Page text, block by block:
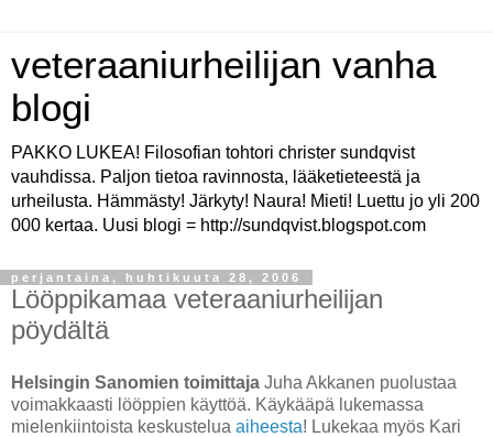
veteraaniurheilijan vanha
blogi
PAKKO LUKEA! Filosofian tohtori christer sundqvist
vauhdissa. Paljon tietoa ravinnosta, lääketieteestä ja
urheilusta. Hämmästy! Järkyty! Naura! Mieti! Luettu jo yli 200
000 kertaa. Uusi blogi = http://sundqvist.blogspot.com
perjantaina, huhtikuuta 28, 2006
Lööppikamaa veteraaniurheilijan
pöydältä
Helsingin Sanomien toimittaja Juha Akkanen puolustaa
voimakkaasti lööppien käyttöä. Käykääpä lukemassa
mielenkiintoista keskustelua aiheesta! Lukekaa myös Kari